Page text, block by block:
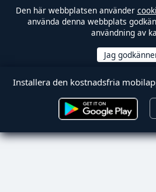
Den här webbplatsen använder
använda denna webbplats
användning av
Installera den kostnadsfria